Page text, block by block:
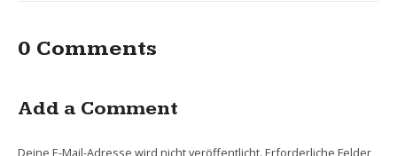
0 Comments
Add a Comment
Deine E-Mail-Adresse wird nicht veröffentlicht. Erforderliche Felder